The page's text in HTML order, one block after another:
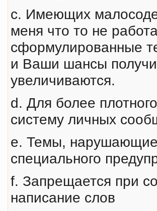
c. Имеющих
меня что то не
сформулированные
и Ваши шансы
увеличиваются.
d. Для более
систему личных
e. Темы, нарушающие
специального
f. Запрещается при
написание слов